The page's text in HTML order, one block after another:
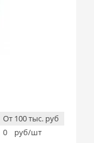
От 100 тыс. руб
0
руб/шт